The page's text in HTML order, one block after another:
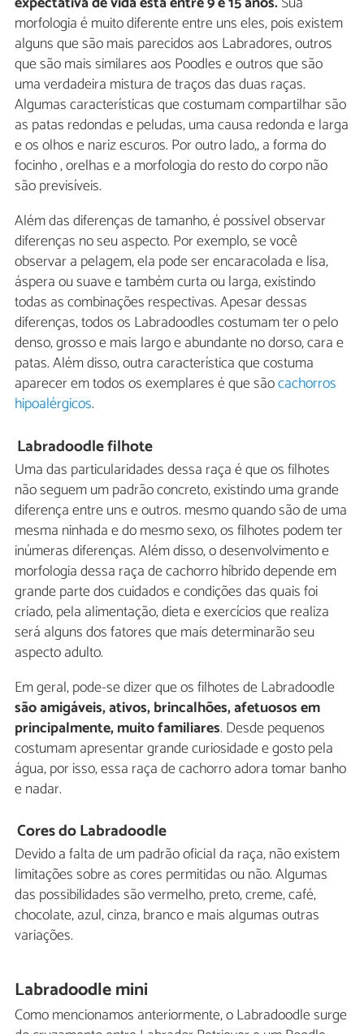
morfologia é muito diferente entre uns eles, pois existem
alguns que são mais parecidos aos Labradores, outros
que são mais similares aos Poodles e outros que são
uma verdadeira mistura de traços das duas raças.
Algumas características que costumam compartilhar são
as patas redondas e peludas, uma causa redonda e larga
e os olhos e nariz escuros. Por outro lado,, a forma do
focinho , orelhas e a morfologia do resto do corpo não
são previsíveis.
Além das diferenças de tamanho, é possível observar
diferenças no seu aspecto. Por exemplo, se você
observar a pelagem, ela pode ser encaracolada e lisa,
áspera ou suave e também curta ou larga, existindo
todas as combinações respectivas. Apesar dessas
diferenças, todos os Labradoodles costumam ter o pelo
denso, grosso e mais largo e abundante no dorso, cara e
patas. Além disso, outra característica que costuma
aparecer em todos os exemplares é que sãocachorros
hipoalérgicos.
Labradoodle filhote
Uma das particularidades dessa raça é que os filhotes
não seguem um padrão concreto, existindo uma grande
diferença entre uns e outros. mesmo quando são de uma
mesma ninhada e do mesmo sexo, os filhotes podem ter
inúmeras diferenças. Além disso, o desenvolvimento e
morfologia dessa raça de cachorro híbrido depende em
grande parte dos cuidados e condições das quais foi
criado, pela alimentação, dieta e exercícios que realiza
será alguns dos fatores que mais determinarão seu
aspecto adulto.
Em geral, pode-se dizer que os filhotes de Labradoodle
são amigáveis, ativos, brincalhões, afetuosos em
principalmente, muito familiares. Desde pequenos
costumam apresentar grande curiosidade e gosto pela
água, por isso, essa raça de cachorro adora tomar banho
e nadar.
Cores do Labradoodle
Devido a falta de um padrão oficial da raça, não existem
limitações sobre as cores permitidas ou não. Algumas
das possibilidades são vermelho, preto, creme, café,
chocolate, azul, cinza, branco e mais algumas outras
variações.
Labradoodle mini
Como mencionamos anteriormente, o Labradoodle surge